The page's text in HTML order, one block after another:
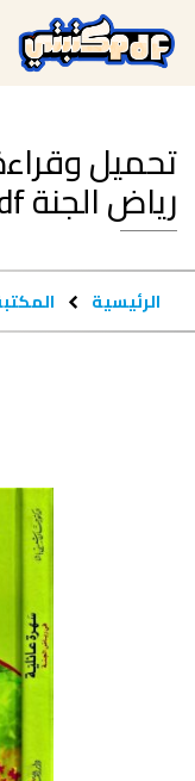
تحميل
رياض الجنة pdf مجاناً
الرئيسية